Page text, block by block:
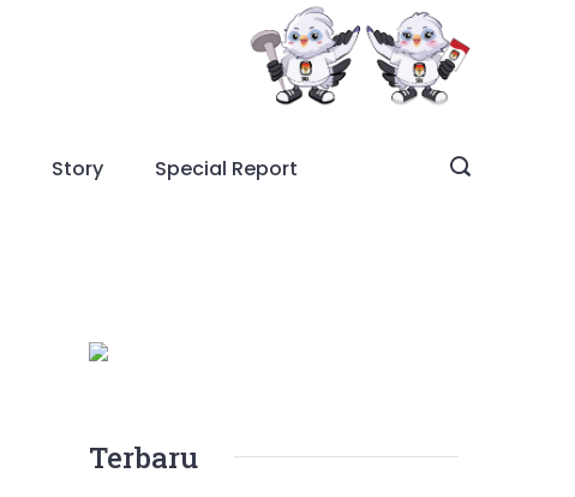
Story Special Report
Terbaru